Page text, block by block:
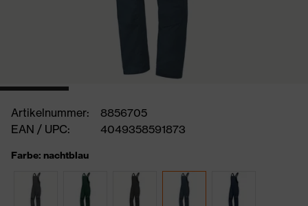
Artikelnummer:
8856705
EAN / UPC:
4049358591873
Farbe: nachtblau